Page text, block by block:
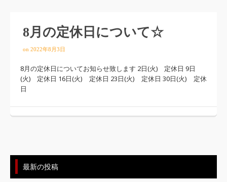
8月の定休日について☆
on 2022年8月3日
8月の定休日についてお知らせ致します 2日(火) 定休日 9日
(火) 定休日 16日(火) 定休日 23日(火) 定休日 30日(火) 定休
日
最新の投稿